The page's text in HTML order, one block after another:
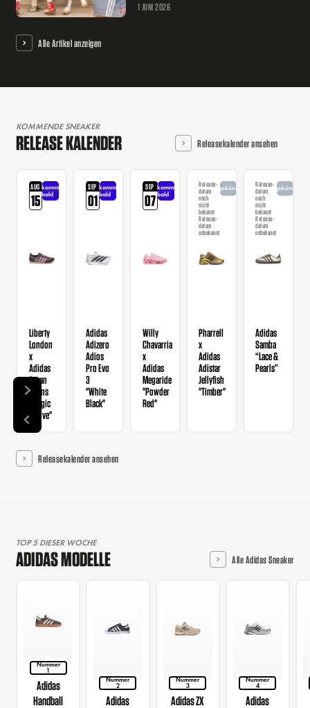
1 JUNI 2026
Alle Artikel anzeigen
KOMMENDE SNEAKER
RELEASE KALENDER Releasekalender ansehen
AUG
15
kommt
bald
Liberty
London
x
Adidas
Japan
Wmns
"Magic
Mauve"
SEP
01
kommt
bald
Adidas
Adizero
Adios
Pro Evo
3
"White
Black"
SEP
07
kommt
bald
Willy
Chavarria
x
Adidas
Megaride
"Powder
Red"
Release-
datum
noch
nicht
bekannt
Release-
datum
unbekannt
angekündigt
Pharrell
x
Adidas
Adistar
Jellyfish
"Timber"
Release-
datum
noch
nicht
bekannt
Release-
datum
unbekannt
angekündigt
Adidas
Samba
“Lace &
Pearls”
Releasekalender ansehen
TOP 5 DIESER WOCHE
ADIDAS MODELLE Alle Adidas Sneaker
Nummer
1
Adidas
Handball
Nummer
2
Adidas
Nummer
3
Adidas ZX
Nummer
4
Adidas